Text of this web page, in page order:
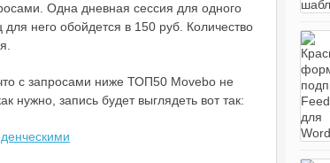
Одна дневная сессия для одного
него обойдется в 150 руб. Количество
с запросами ниже ТОП50 Movebo не
нужно, запись будет выглядеть вот так: